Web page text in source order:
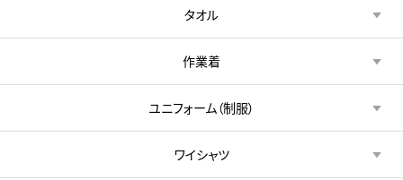
タオル
作業着
ユニフォーム（制服）
ワイシャツ